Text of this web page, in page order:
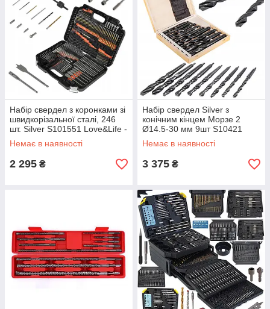
Набір свердел з коронками зі
швидкорізальної сталі, 246
шт. Silver S101551 Love&Life -
online-multimarket-
Немає в наявності
2 295 ₴
Набір свердел Silver з
конічним кінцем Морзе 2
Ø14.5-30 мм 9шт S10421
Love&Life -online-multimarket-
Немає в наявності
3 375 ₴